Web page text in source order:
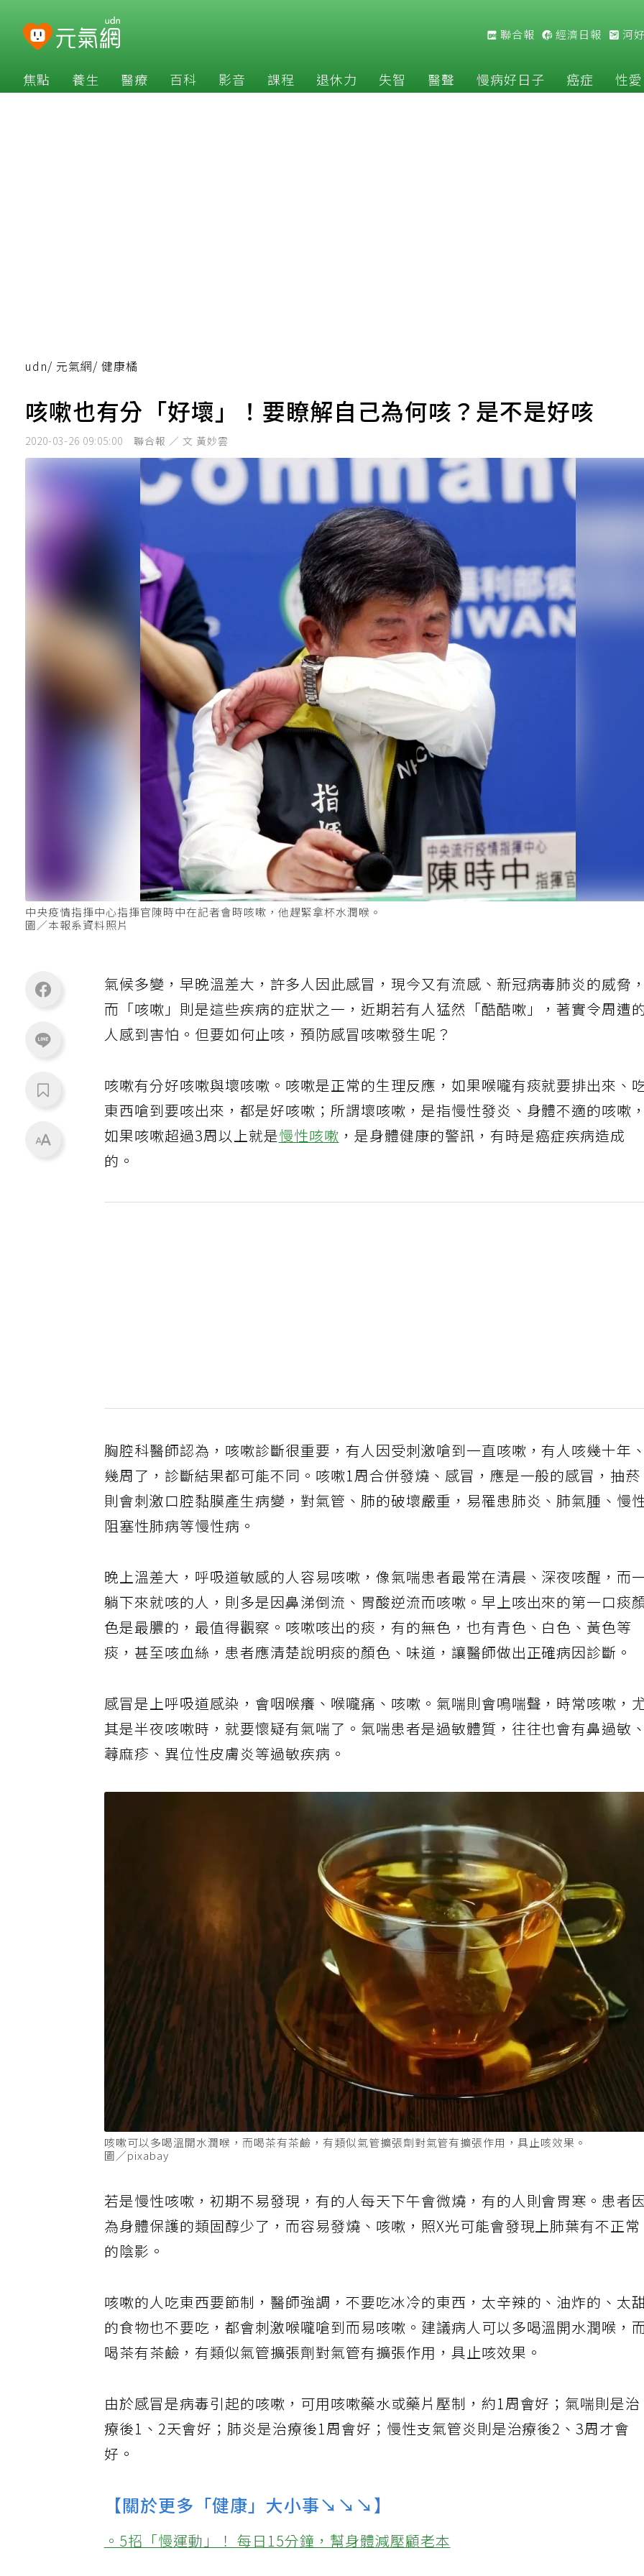
聯合報 經濟日報 河
焦點 養生 醫療 百科 影音 課程 退休力 失智 醫聲 慢病好日子 癌症 性愛
udn/ 元氣網/ 健康橘
咳嗽也有分「好壞」！要瞭解自己為何咳？是不是好咳
2020-03-26 09:05:00 聯合報 ／ 文 黃妙雲
中央疫情指揮中心指揮官陳時中在記者會時咳嗽，他趕緊拿杯水潤喉。
圖／本報系資料照片
氣候多變，早晚溫差大，許多人因此感冒，現今又有流感、新冠病毒肺炎的威脅，
而「咳嗽」則是這些疾病的症狀之一，近期若有人猛然「酷酷嗽」，著實令周遭
人感到害怕。但要如何止咳，預防感冒咳嗽發生呢？
咳嗽有分好咳嗽與壞咳嗽。咳嗽是正常的生理反應，如果喉嚨有痰就要排出來、
東西嗆到要咳出來，都是好咳嗽；所謂壞咳嗽，是指慢性發炎、身體不適的咳嗽，
如果咳嗽超過3周以上就是慢性咳嗽 ，是身體健康的警訊，有時是癌症疾病造成
的。
胸腔科醫師認為，咳嗽診斷很重要，有人因受刺激嗆到一直咳嗽，有人咳幾十年、
幾周了，診斷結果都可能不同。咳嗽1周合併發燒、感冒，應是一般的感冒，抽菸
則會刺激口腔黏膜產生病變，對氣管、肺的破壞嚴重，易罹患肺炎、肺氣腫、慢
阻塞性肺病等慢性病。
晚上溫差大，呼吸道敏感的人容易咳嗽，像氣喘患者最常在清晨、深夜咳醒，而
躺下來就咳的人，則多是因鼻涕倒流、胃酸逆流而咳嗽。早上咳出來的第一口痰
色是最膿的，最值得觀察。咳嗽咳出的痰，有的無色，也有青色、白色、黃色等
痰，甚至咳血絲，患者應清楚說明痰的顏色、味道，讓醫師做出正確病因診斷。
感冒是上呼吸道感染，會咽喉癢、喉嚨痛、咳嗽。氣喘則會鳴喘聲，時常咳嗽，
其是半夜咳嗽時，就要懷疑有氣喘了。氣喘患者是過敏體質，往往也會有鼻過敏、
蕁麻疹、異位性皮膚炎等過敏疾病。
咳嗽可以多喝溫開水潤喉，而喝茶有茶鹼，有類似氣管擴張劑對氣管有擴張作用，具止咳效果。
圖／pixabay
若是慢性咳嗽，初期不易發現，有的人每天下午會微燒，有的人則會胃寒。患者
為身體保護的類固醇少了，而容易發燒、咳嗽，照X光可能會發現上肺葉有不正常
的陰影。
咳嗽的人吃東西要節制，醫師強調，不要吃冰冷的東西，太辛辣的、油炸的、太甜
的食物也不要吃，都會刺激喉嚨嗆到而易咳嗽。建議病人可以多喝溫開水潤喉，而
喝茶有茶鹼，有類似氣管擴張劑對氣管有擴張作用，具止咳效果。
由於感冒是病毒引起的咳嗽，可用咳嗽藥水或藥片壓制，約1周會好；氣喘則是治
療後1、2天會好；肺炎是治療後1周會好；慢性支氣管炎則是治療後2、3周才會
好。
【關於更多「健康」大小事↘↘↘】
。5招「慢運動」！ 每日15分鐘，幫身體減壓顧老本